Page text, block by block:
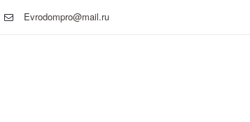
Evrodompro@mail.ru